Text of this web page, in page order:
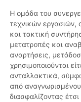
Η ομάδα του
τεχνικών εργασιών,
και τακτική
μετατροπές και
αναρτήσεις,
χρησιμοποιούνται
ανταλλακτικά,
από
διασφαλίζοντας